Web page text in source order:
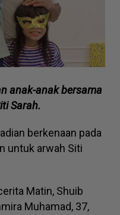
anak-anak bersama
Sarah.
berkenaan pada
untuk arwah Siti
Matin, Shuib
Muhamad, 37,